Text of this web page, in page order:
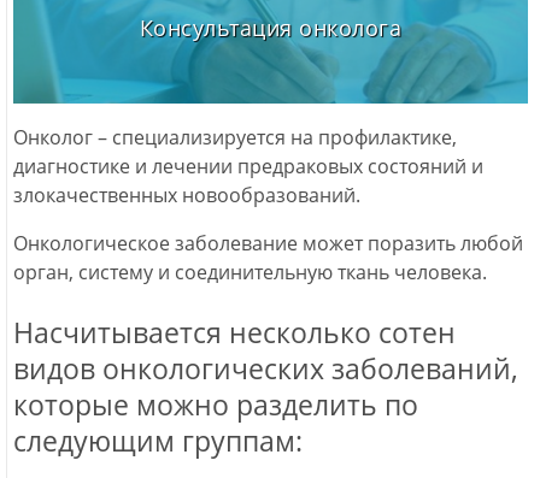
Консультация онколога
Онколог – специализируется на профилактике,
диагностике и лечении предраковых состояний и
злокачественных новообразований.
Онкологическое заболевание может поразить любой
орган, систему и соединительную ткань человека.
Насчитывается несколько сотен
видов онкологических заболеваний,
которые можно разделить по
следующим группам: